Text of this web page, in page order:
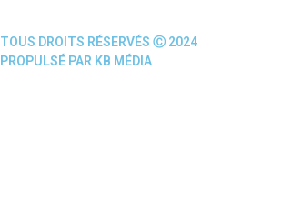
TOUS DROITS RÉSERVÉS Ⓒ 2024
PROPULSÉ PAR KB MÉDIA